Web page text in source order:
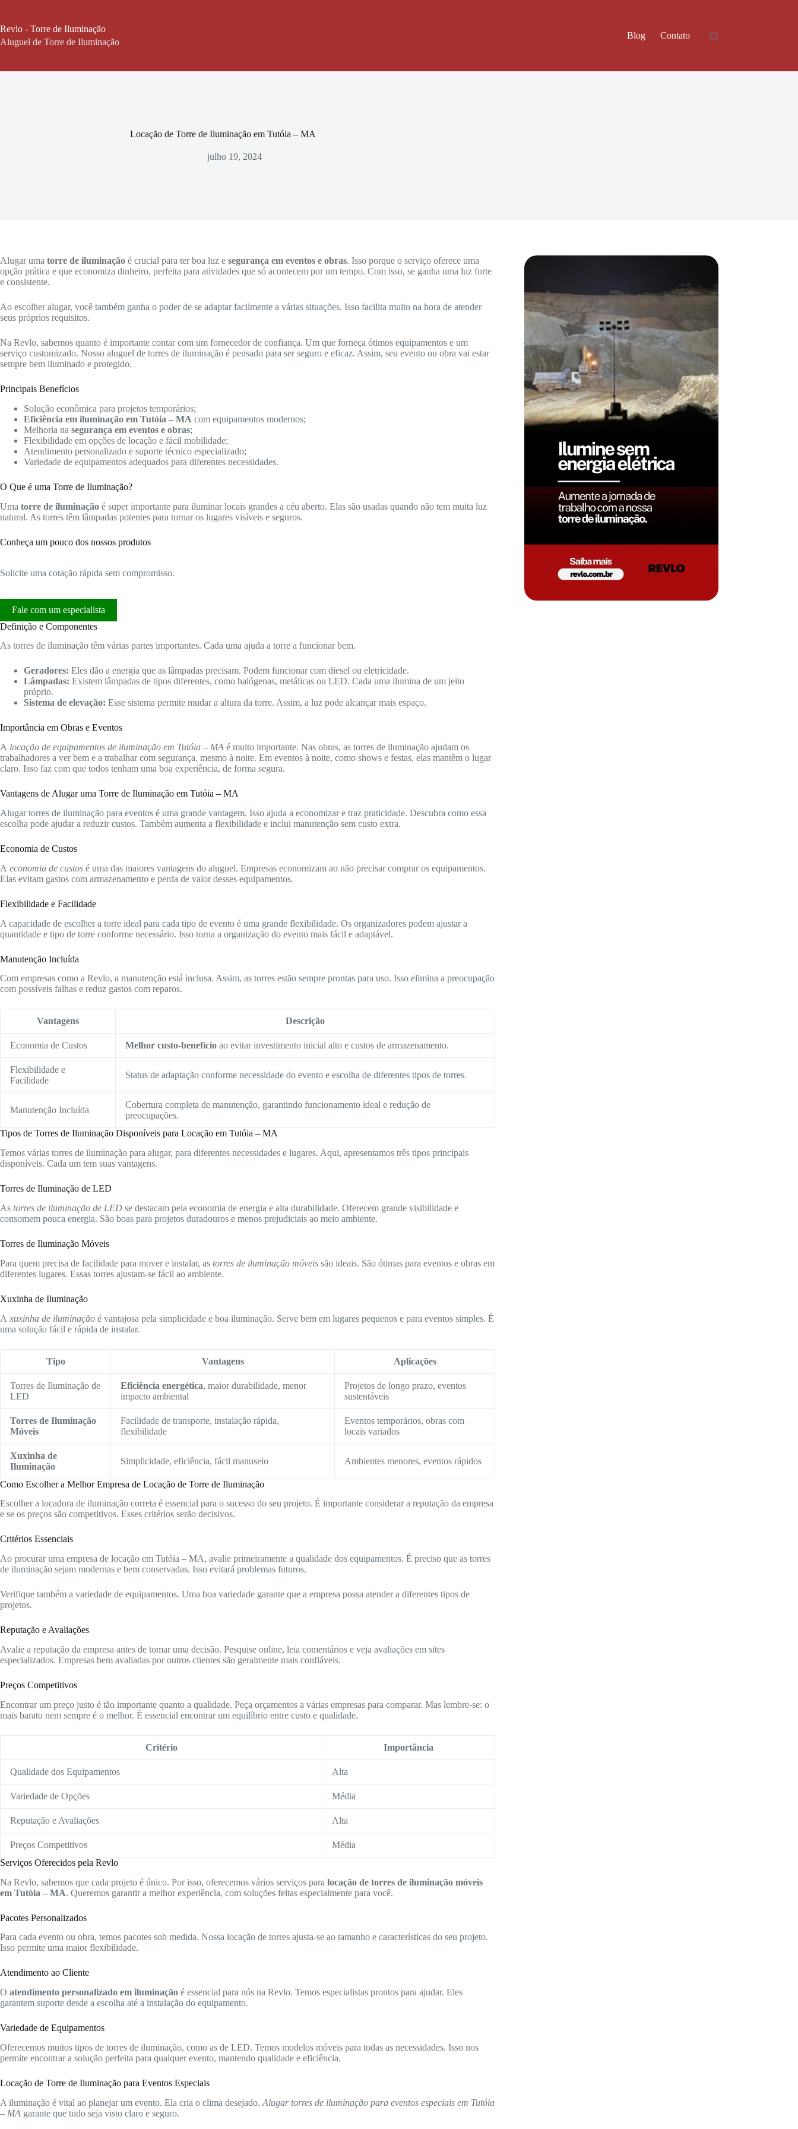
o
conteúdo
Revlo - Torre de Iluminação
Aluguel de Torre de Iluminação
Blog Contato
Locação de Torre de Iluminação em Tutóia – MA
julho 19, 2024
Alugar uma torre de iluminação é crucial para ter boa luz e segurança em eventos e obras. Isso porque o serviço oferece uma
opção prática e que economiza dinheiro, perfeita para atividades que só acontecem por um tempo. Com isso, se ganha uma luz forte
e consistente.
Ao escolher alugar, você também ganha o poder de se adaptar facilmente a várias situações. Isso facilita muito na hora de atender
seus próprios requisitos.
Na Revlo, sabemos quanto é importante contar com um fornecedor de confiança. Um que forneça ótimos equipamentos e um
serviço customizado. Nosso aluguel de torres de iluminação é pensado para ser seguro e eficaz. Assim, seu evento ou obra vai estar
sempre bem iluminado e protegido.
Principais Benefícios
Solução econômica para projetos temporários;
Eficiência em iluminação em Tutóia – MA com equipamentos modernos;
Melhoria na segurança em eventos e obras;
Flexibilidade em opções de locação e fácil mobilidade;
Atendimento personalizado e suporte técnico especializado;
Variedade de equipamentos adequados para diferentes necessidades.
O Que é uma Torre de Iluminação?
Uma torre de iluminação é super importante para iluminar locais grandes a céu aberto. Elas são usadas quando não tem muita luz
natural. As torres têm lâmpadas potentes para tornar os lugares visíveis e seguros.
Conheça um pouco dos nossos produtos
Solicite uma cotação rápida sem compromisso.
Fale com um especialista
Definição e Componentes
As torres de iluminação têm várias partes importantes. Cada uma ajuda a torre a funcionar bem.
Geradores: Eles dão a energia que as lâmpadas precisam. Podem funcionar com diesel ou eletricidade.
Lâmpadas: Existem lâmpadas de tipos diferentes, como halógenas, metálicas ou LED. Cada uma ilumina de um jeito
próprio.
Sistema de elevação: Esse sistema permite mudar a altura da torre. Assim, a luz pode alcançar mais espaço.
Importância em Obras e Eventos
A locação de equipamentos de iluminação em Tutóia – MA é muito importante. Nas obras, as torres de iluminação ajudam os
trabalhadores a ver bem e a trabalhar com segurança, mesmo à noite. Em eventos à noite, como shows e festas, elas mantêm o lugar
claro. Isso faz com que todos tenham uma boa experiência, de forma segura.
Vantagens de Alugar uma Torre de Iluminação em Tutóia – MA
Alugar torres de iluminação para eventos é uma grande vantagem. Isso ajuda a economizar e traz praticidade. Descubra como essa
escolha pode ajudar a reduzir custos. Também aumenta a flexibilidade e inclui manutenção sem custo extra.
Economia de Custos
A economia de custos é uma das maiores vantagens do aluguel. Empresas economizam ao não precisar comprar os equipamentos.
Elas evitam gastos com armazenamento e perda de valor desses equipamentos.
Flexibilidade e Facilidade
A capacidade de escolher a torre ideal para cada tipo de evento é uma grande flexibilidade. Os organizadores podem ajustar a
quantidade e tipo de torre conforme necessário. Isso torna a organização do evento mais fácil e adaptável.
Manutenção Incluída
Com empresas como a Revlo, a manutenção está inclusa. Assim, as torres estão sempre prontas para uso. Isso elimina a preocupação
com possíveis falhas e reduz gastos com reparos.
Vantagens Descrição
Economia de Custos Melhor custo-benefício ao evitar investimento inicial alto e custos de armazenamento.
Flexibilidade e
Facilidade
Status de adaptação conforme necessidade do evento e escolha de diferentes tipos de torres.
Manutenção Incluída
Cobertura completa de manutenção, garantindo funcionamento ideal e redução de
preocupações.
Tipos de Torres de Iluminação Disponíveis para Locação em Tutóia – MA
Temos várias torres de iluminação para alugar, para diferentes necessidades e lugares. Aqui, apresentamos três tipos principais
disponíveis. Cada um tem suas vantagens.
Torres de Iluminação de LED
As torres de iluminação de LED se destacam pela economia de energia e alta durabilidade. Oferecem grande visibilidade e
consomem pouca energia. São boas para projetos duradouros e menos prejudiciais ao meio ambiente.
Torres de Iluminação Móveis
Para quem precisa de facilidade para mover e instalar, as torres de iluminação móveis são ideais. São ótimas para eventos e obras em
diferentes lugares. Essas torres ajustam-se fácil ao ambiente.
Xuxinha de Iluminação
A xuxinha de iluminação é vantajosa pela simplicidade e boa iluminação. Serve bem em lugares pequenos e para eventos simples. É
uma solução fácil e rápida de instalar.
Tipo Vantagens Aplicações
Torres de Iluminação de
LED
Eficiência energética, maior durabilidade, menor
impacto ambiental
Projetos de longo prazo, eventos
sustentáveis
Torres de Iluminação
Móveis
Facilidade de transporte, instalação rápida,
flexibilidade
Eventos temporários, obras com
locais variados
Xuxinha de
Iluminação
Simplicidade, eficiência, fácil manuseio Ambientes menores, eventos rápidos
Como Escolher a Melhor Empresa de Locação de Torre de Iluminação
Escolher a locadora de iluminação correta é essencial para o sucesso do seu projeto. É importante considerar a reputação da empresa
e se os preços são competitivos. Esses critérios serão decisivos.
Critérios Essenciais
Ao procurar uma empresa de locação em Tutóia – MA, avalie primeiramente a qualidade dos equipamentos. É preciso que as torres
de iluminação sejam modernas e bem conservadas. Isso evitará problemas futuros.
Verifique também a variedade de equipamentos. Uma boa variedade garante que a empresa possa atender a diferentes tipos de
projetos.
Reputação e Avaliações
Avalie a reputação da empresa antes de tomar uma decisão. Pesquise online, leia comentários e veja avaliações em sites
especializados. Empresas bem avaliadas por outros clientes são geralmente mais confiáveis.
Preços Competitivos
Encontrar um preço justo é tão importante quanto a qualidade. Peça orçamentos a várias empresas para comparar. Mas lembre-se: o
mais barato nem sempre é o melhor. É essencial encontrar um equilíbrio entre custo e qualidade.
Critério Importância
Qualidade dos Equipamentos Alta
Variedade de Opções Média
Reputação e Avaliações Alta
Preços Competitivos
Média
Serviços Oferecidos pela Revlo
Na Revlo, sabemos que cada projeto é único. Por isso, oferecemos vários serviços para locação de torres de iluminação móveis
em Tutóia – MA. Queremos garantir a melhor experiência, com soluções feitas especialmente para você.
Pacotes Personalizados
Para cada evento ou obra, temos pacotes sob medida. Nossa locação de torres ajusta-se ao tamanho e características do seu projeto.
Isso permite uma maior flexibilidade.
Atendimento ao Cliente
O atendimento personalizado em iluminação é essencial para nós na Revlo. Temos especialistas prontos para ajudar. Eles
garantem suporte desde a escolha até a instalação do equipamento.
Variedade de Equipamentos
Oferecemos muitos tipos de torres de iluminação, como as de LED. Temos modelos móveis para todas as necessidades. Isso nos
permite encontrar a solução perfeita para qualquer evento, mantendo qualidade e eficiência.
Locação de Torre de Iluminação para Eventos Especiais
A iluminação é vital ao planejar um evento. Ela cria o clima desejado. Alugar torres de iluminação para eventos especiais em Tutóia
– MA garante que tudo seja visto claro e seguro.